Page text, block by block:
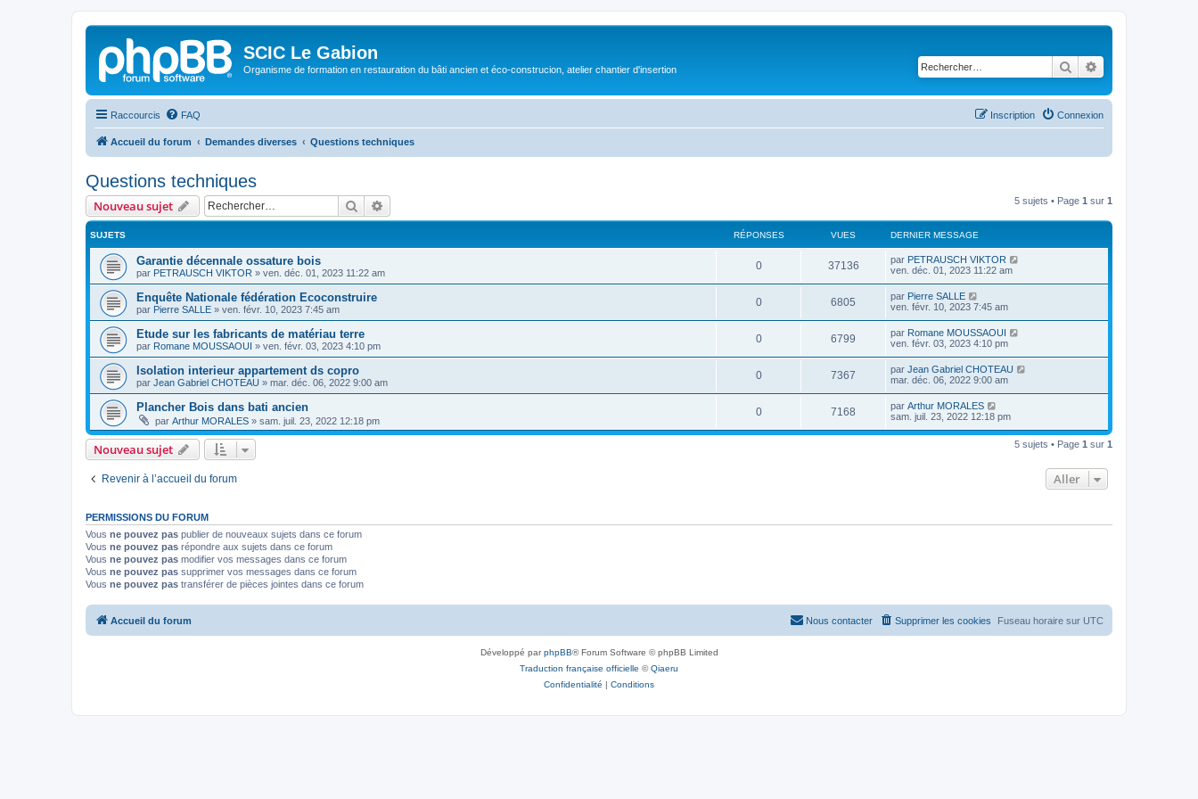
SCIC Le Gabion
Organisme de formation en restauration du bâti ancien et éco-construcion, atelier chantier d'insertion Rechercher
Raccourcis FAQ Connexion
Inscription
Accueil du forum Demandes diverses Questions techniques
Questions techniques
Nouveau sujet Rechercher 5 sujets • Page 1 sur 1
SUJETS RÉPONSES VUES DERNIER MESSAGE
Garantie décennale ossature bois
par PETRAUSCH VIKTOR » ven. déc. 01, 2023 11:22 am
0 37136 par PETRAUSCH VIKTOR
ven. déc. 01, 2023 11:22 am
Enquête Nationale fédération Ecoconstruire
par Pierre SALLE » ven. févr. 10, 2023 7:45 am
0 6805 par Pierre SALLE
ven. févr. 10, 2023 7:45 am
Etude sur les fabricants de matériau terre
par Romane MOUSSAOUI » ven. févr. 03, 2023 4:10 pm
0 6799 par Romane MOUSSAOUI
ven. févr. 03, 2023 4:10 pm
Isolation interieur appartement ds copro
par Jean Gabriel CHOTEAU » mar. déc. 06, 2022 9:00 am
0 7367 par Jean Gabriel CHOTEAU
mar. déc. 06, 2022 9:00 am
Plancher Bois dans bati ancien
par Arthur MORALES » sam. juil. 23, 2022 12:18 pm
0 7168 par Arthur MORALES
sam. juil. 23, 2022 12:18 pm
Nouveau sujet 5 sujets • Page 1 sur 1
Revenir à l’accueil du forum Aller
PERMISSIONS DU FORUM
Vous ne pouvez pas publier de nouveaux sujets dans ce forum
Vous ne pouvez pas répondre aux sujets dans ce forum
Vous ne pouvez pas modifier vos messages dans ce forum
Vous ne pouvez pas supprimer vos messages dans ce forum
Vous ne pouvez pas transférer de pièces jointes dans ce forum
Accueil du forum Fuseau horaire sur UTC
Supprimer les cookies
Nous contacter
Développé parphpBB® Forum Software © phpBB Limited
Traduction française officielle ©Qiaeru
Confidentialité | Conditions